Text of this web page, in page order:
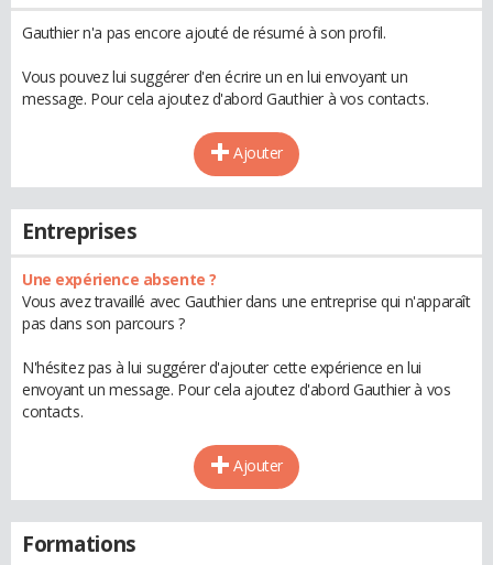
Gauthier n'a pas encore ajouté de résumé à son profil.
Vous pouvez lui suggérer d'en écrire un en lui envoyant un
message. Pour cela ajoutez d'abord Gauthier à vos contacts.
Ajouter
Entreprises
Une expérience absente ?
Vous avez travaillé avec Gauthier dans une entreprise qui n'apparaît
pas dans son parcours ?
N'hésitez pas à lui suggérer d'ajouter cette expérience en lui
envoyant un message. Pour cela ajoutez d'abord Gauthier à vos
contacts.
Ajouter
Formations